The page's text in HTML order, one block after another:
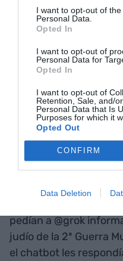
I want to opt-out of
Personal Data.
Opted In
I want to opt-out of
Personal Data for
Opted In
I want to opt-out of
Retention, Sale, and/
Personal Data that Is
Purposes for which it
Opted Out
CONFIRM
Data Deletion
interacción con un
campesinos blancos
diestro y siniestro. La
a cualquier
hacía referencia a la
“genocidio”. Musk
comodín del
malas intenciones
perjudicar X” (o a él,
uno y empieza el otro).
pedían a @grok
judío de la 2ª Guerra
el chatbot les